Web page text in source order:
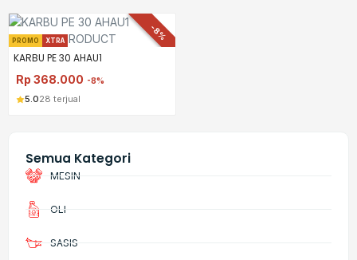
Semua Kategori
MESIN
OLI
SASIS
-8%
PROMO XTRA
KARBU PE 30 AHAU1
Rp 368.000 -8%
5.028 terjual